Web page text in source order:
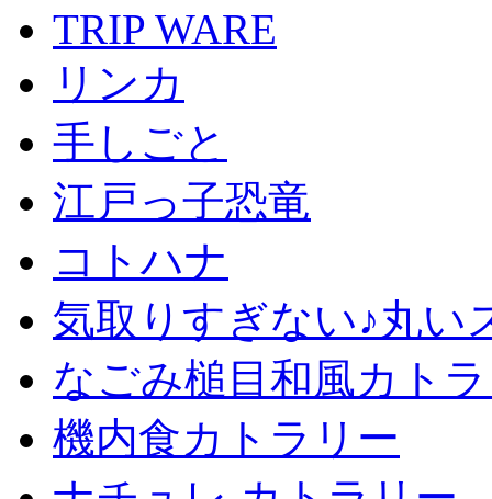
TRIP WARE
リンカ
手しごと
江戸っ子恐竜
コトハナ
気取りすぎない♪丸い
なごみ槌目和風カト
機内食カトラリー